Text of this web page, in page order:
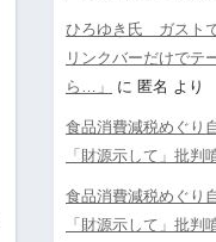
ひろゆき氏 ガスト
リンクバーだけでテ
ら…」
に 匿名 より
食品消費減税めぐり
「財源示して」批判
食品消費減税めぐり
「財源示して」批判